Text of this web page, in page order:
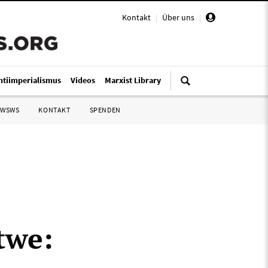
Kontakt | Über uns |
Videos Marxist Library
KONTAKT SPENDEN